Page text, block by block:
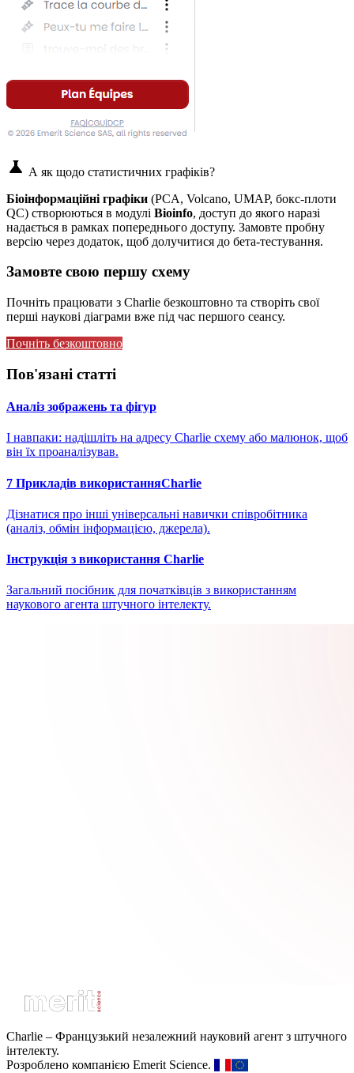
science А як щодо статистичних графіків?
Біоінформаційні графіки (PCA, Volcano, UMAP, бокс-плоти
QC) створюються в модулі Bioinfo, доступ до якого наразі
надається в рамках попереднього доступу. Замовте пробну
версію через додаток, щоб долучитися до бета-тестування.
Замовте свою першу схему
Почніть працювати з Charlie безкоштовно та створіть свої
перші наукові діаграми вже під час першого сеансу.
Почніть безкоштовно
Пов'язані статті
Аналіз зображень та фігур
І навпаки: надішліть на адресу Charlie схему або малюнок, щоб
він їх проаналізував.
7 Прикладів використанняCharlie
Дізнатися про інші універсальні навички співробітника
(аналіз, обмін інформацією, джерела).
Інструкція з використання Charlie
Загальний посібник для початківців з використанням
наукового агента штучного інтелекту.
Charlie – Французький незалежний науковий агент з штучного
інтелекту.
Розроблено компанією Emerit Science.